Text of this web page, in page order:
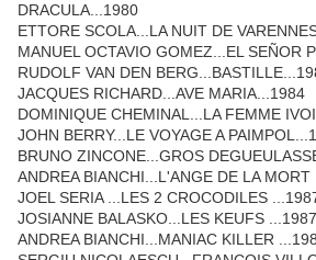
DRACULA...1980
ETTORE SCOLA...LA NUIT DE
MANUEL OCTAVIO GOMEZ...EL SEÑOR
RUDOLF VAN DEN
JACQUES RICHARD...AVE MARIA...1984
DOMINIQUE CHEMINAL...LA FEMME
JOHN BERRY...LE VOYAGE A
BRUNO ZINCONE...GROS
ANDREA BIANCHI...L'ANGE DE LA MORT
JOEL SERIA ...LES 2 CROCODILES
JOSIANNE BALASKO...LES KEUFS ...1987
ANDREA BIANCHI...MANIAC KILLER